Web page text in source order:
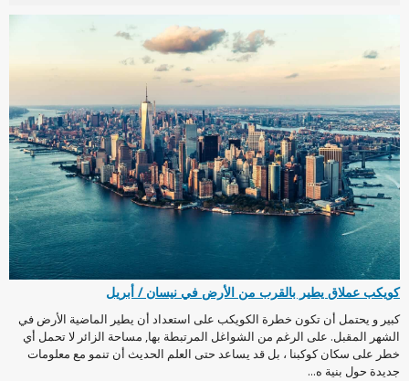
كويكب عملاق يطير بالقرب من الأرض في نيسان / أبريل
كبير و يحتمل أن تكون خطرة الكويكب على استعداد أن يطير الماضية الأرض في
الشهر المقبل. على الرغم من الشواغل المرتبطة بها, مساحة الزائر لا تحمل أي
خطر على سكان كوكبنا ، بل قد يساعد حتى العلم الحديث أن تنمو مع معلومات
جديدة حول بنية ه...